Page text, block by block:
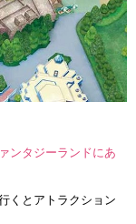
ンタジーランドにあ
くとアトラクション